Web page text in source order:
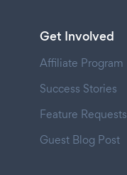
Get Involved
Affiliate Program
Success Stories
Feature Requests
Guest Blog Post